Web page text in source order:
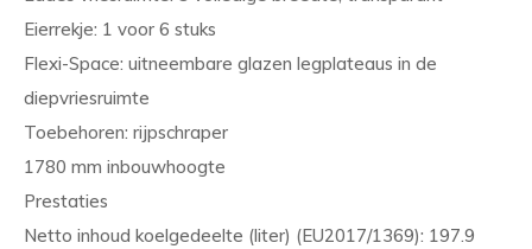
Eierrekje: 1 voor 6 stuks
Flexi-Space: uitneembare glazen legplateaus in de
diepvriesruimte
Toebehoren: rijpschraper
1780 mm inbouwhoogte
Prestaties
Netto inhoud koelgedeelte (liter) (EU2017/1369): 197.9